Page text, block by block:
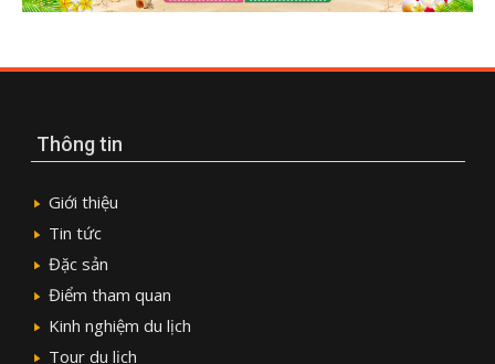
Thông tin
Giới thiệu
Tin tức
Đặc sản
Điểm tham quan
Kinh nghiệm du lịch
Tour du lịch